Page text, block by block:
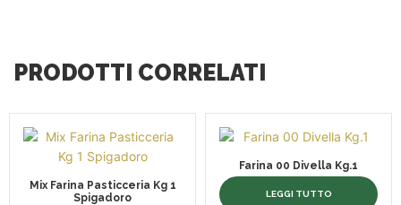
PRODOTTI CORRELATI
Mix Farina Pasticceria Kg 1
Spigadoro
Farina 00 Divella Kg.1
LEGGI TUTTO